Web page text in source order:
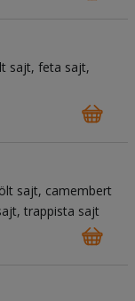
sajt feta sajt
sajt camembert
trappista sajt